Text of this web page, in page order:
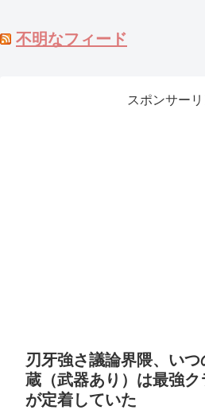
不明なフィード
スポンサーリ
刃牙強さ議論界隈、い
蔵（武器あり）は最強
が定着していた